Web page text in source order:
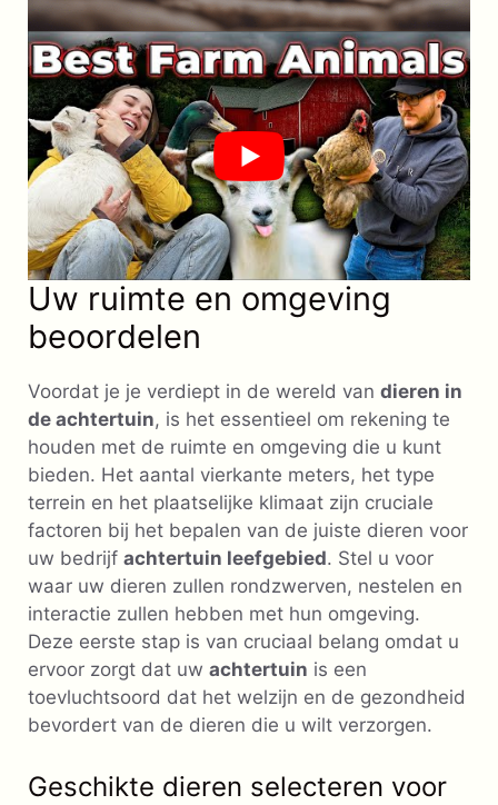
Uw ruimte en omgeving
beoordelen
Voordat je je verdiept in de wereld van dieren in
de achtertuin, is het essentieel om rekening te
houden met de ruimte en omgeving die u kunt
bieden. Het aantal vierkante meters, het type
terrein en het plaatselijke klimaat zijn cruciale
factoren bij het bepalen van de juiste dieren voor
uw bedrijf achtertuin leefgebied. Stel u voor
waar uw dieren zullen rondzwerven, nestelen en
interactie zullen hebben met hun omgeving.
Deze eerste stap is van cruciaal belang omdat u
ervoor zorgt dat uw achtertuin is een
toevluchtsoord dat het welzijn en de gezondheid
bevordert van de dieren die u wilt verzorgen.
Geschikte dieren selecteren voor